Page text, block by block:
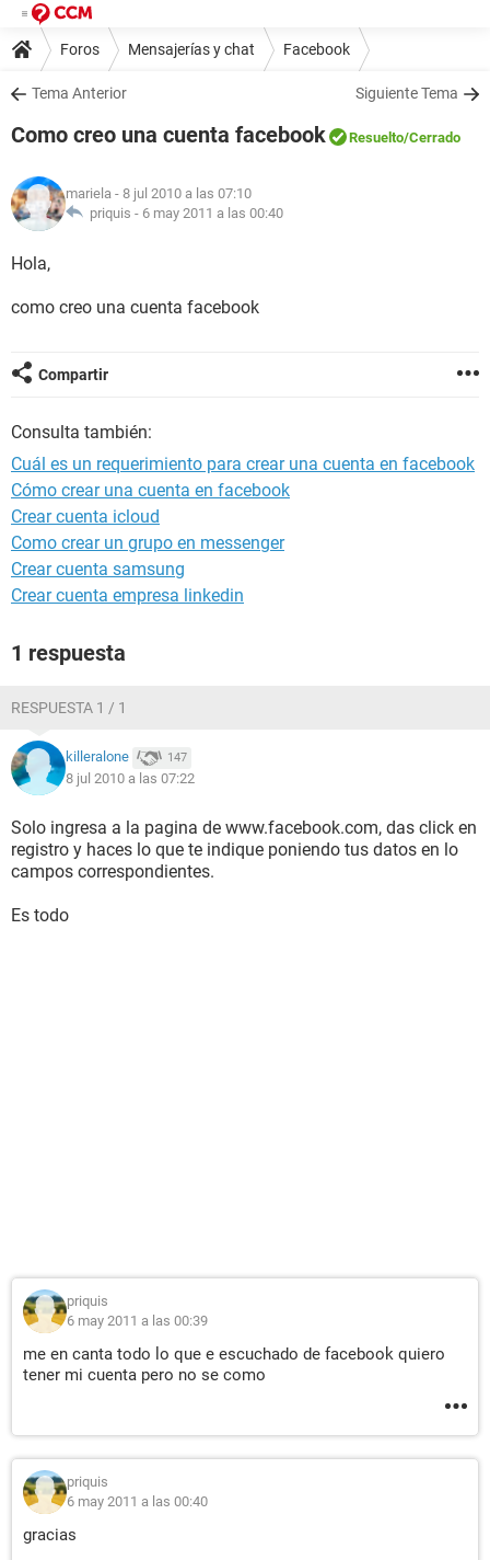
Foros Mensajerías y chat Facebook
Tema Anterior Siguiente Tema
Como creo una cuenta facebook Resuelto/Cerrado
mariela - 8 jul 2010 a las 07:10
priquis - 6 may 2011 a las 00:40
Hola,
como creo una cuenta facebook
Compartir
Consulta también:
Cuál es un requerimiento para crear una cuenta en facebook
Cómo crear una cuenta en facebook
Crear cuenta icloud
Como crear un grupo en messenger
Crear cuenta samsung
Crear cuenta empresa linkedin
1 respuesta
RESPUESTA 1 / 1
killeralone 147
8 jul 2010 a las 07:22
Solo ingresa a la pagina de www.facebook.com, das click en
registro y haces lo que te indique poniendo tus datos en lo
campos correspondientes.
Es todo
priquis
6 may 2011 a las 00:39
me en canta todo lo que e escuchado de facebook quiero
tener mi cuenta pero no se como
priquis
6 may 2011 a las 00:40
gracias